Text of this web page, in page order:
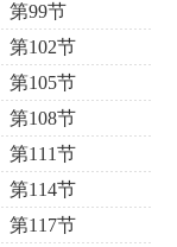
第99节
第102节
第105节
第108节
第111节
第114节
第117节